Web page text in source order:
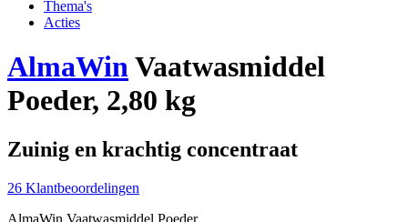
Thema's
Acties
AlmaWinVaatwasmiddel
Poeder, 2,80 kg
Zuinig en krachtig concentraat
26 Klantbeoordelingen
AlmaWin Vaatwasmiddel Poeder